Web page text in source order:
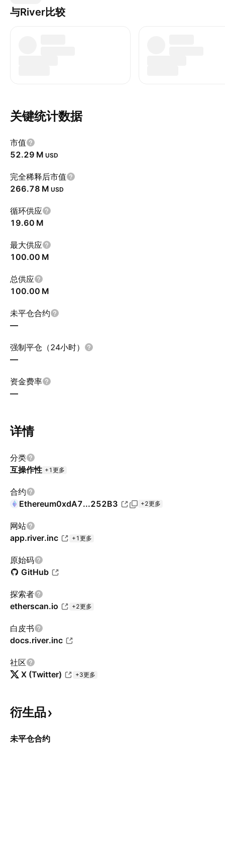
与River比较
关键统计数据
市值
‪52.29 M‬ USD
完全稀释后市值
‪266.78 M‬ USD
循环供应
‪19.60 M‬
最大供应
‪100.00 M‬
总供应
‪100.00 M‬
未平仓合约
—
强制平仓（24小时）
—
资金费率
—
详情
分类
互操作性 +1更多
合约
Ethereum0xdA7...252B3 +2更多
网站
app.river.inc
+1更多
原始码
GitHub
探索者
etherscan.io
+2更多
白皮书
docs.river.inc
社区
X (Twitter)
+3更多
衍生品
未平仓合约